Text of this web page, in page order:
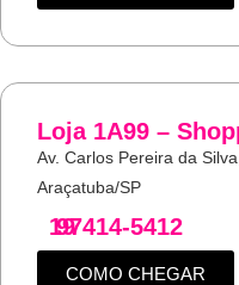
Loja 1A99 –
Av. Carlos Pereira da
Araçatuba/SP
19
97414-5412
COMO CHEGAR